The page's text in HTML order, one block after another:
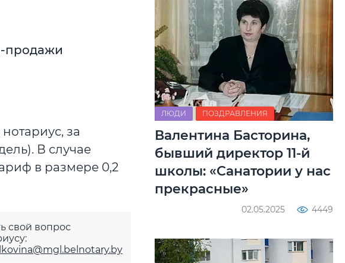
продажи
за
В случае
в размере 0,2
свой вопрос
ЛЮДИ ПОЗДРАВЛЕНИЯ
Валентина Басторина,
бывший директор 11-й
школы: «Санатории у нас
прекрасные»
02.05.2025 4449